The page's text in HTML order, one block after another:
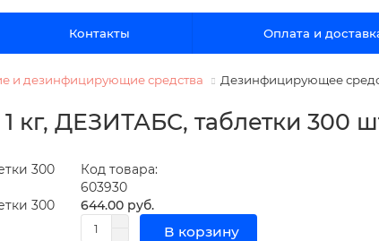
Контакты Оплата и
и дезинфицирующие средства Дезинфицирующее
ДЕЗИТАБС, таблетки 300
Код товара:
603930
644.00 руб.
В корзину